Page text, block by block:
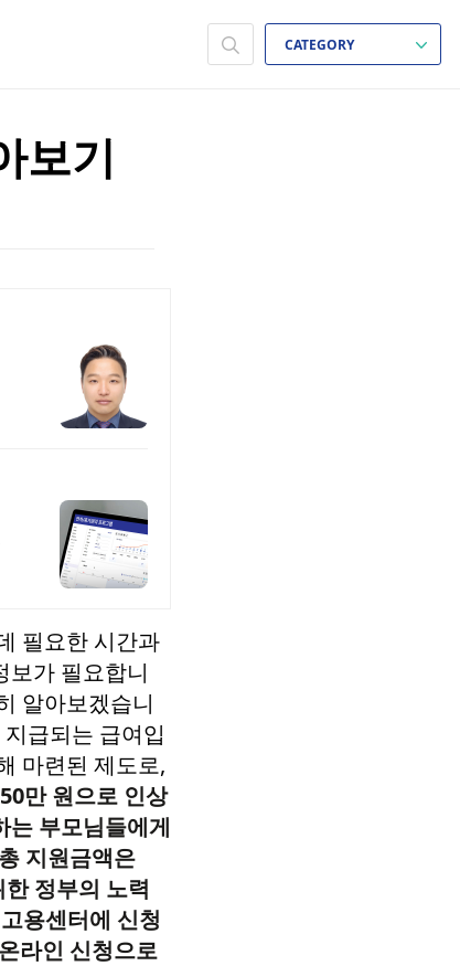
CATEGORY
보기
필요한 시간과
보가 필요합니
알아보겠습니
급되는 급여입
마련된 제도로,
만 원으로 인상
부모님들에게
지원금액은
정부의 노력
용센터에 신청
라인 신청으로